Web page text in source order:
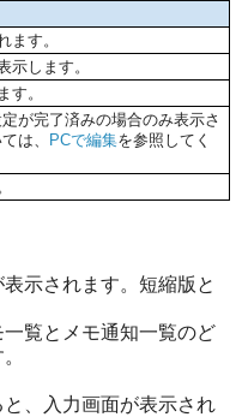
ます。
示します。
す。
が完了済みの場合のみ表示さ
は、
PCで編集を参照してく
示されます。短縮版と
覧とメモ通知一覧のど
と、入力画面が表示され